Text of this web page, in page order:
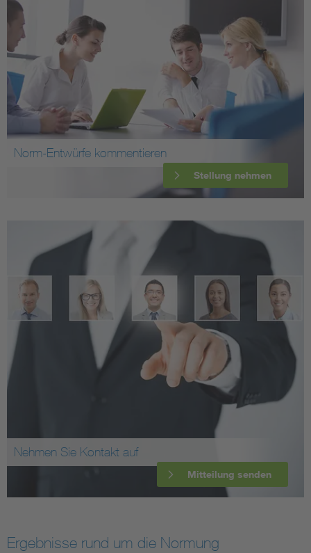
Norm-Entwürfe kommentieren
Stellung nehmen
Nehmen Sie Kontakt auf
Mitteilung senden
Ergebnisse rund um die Normung